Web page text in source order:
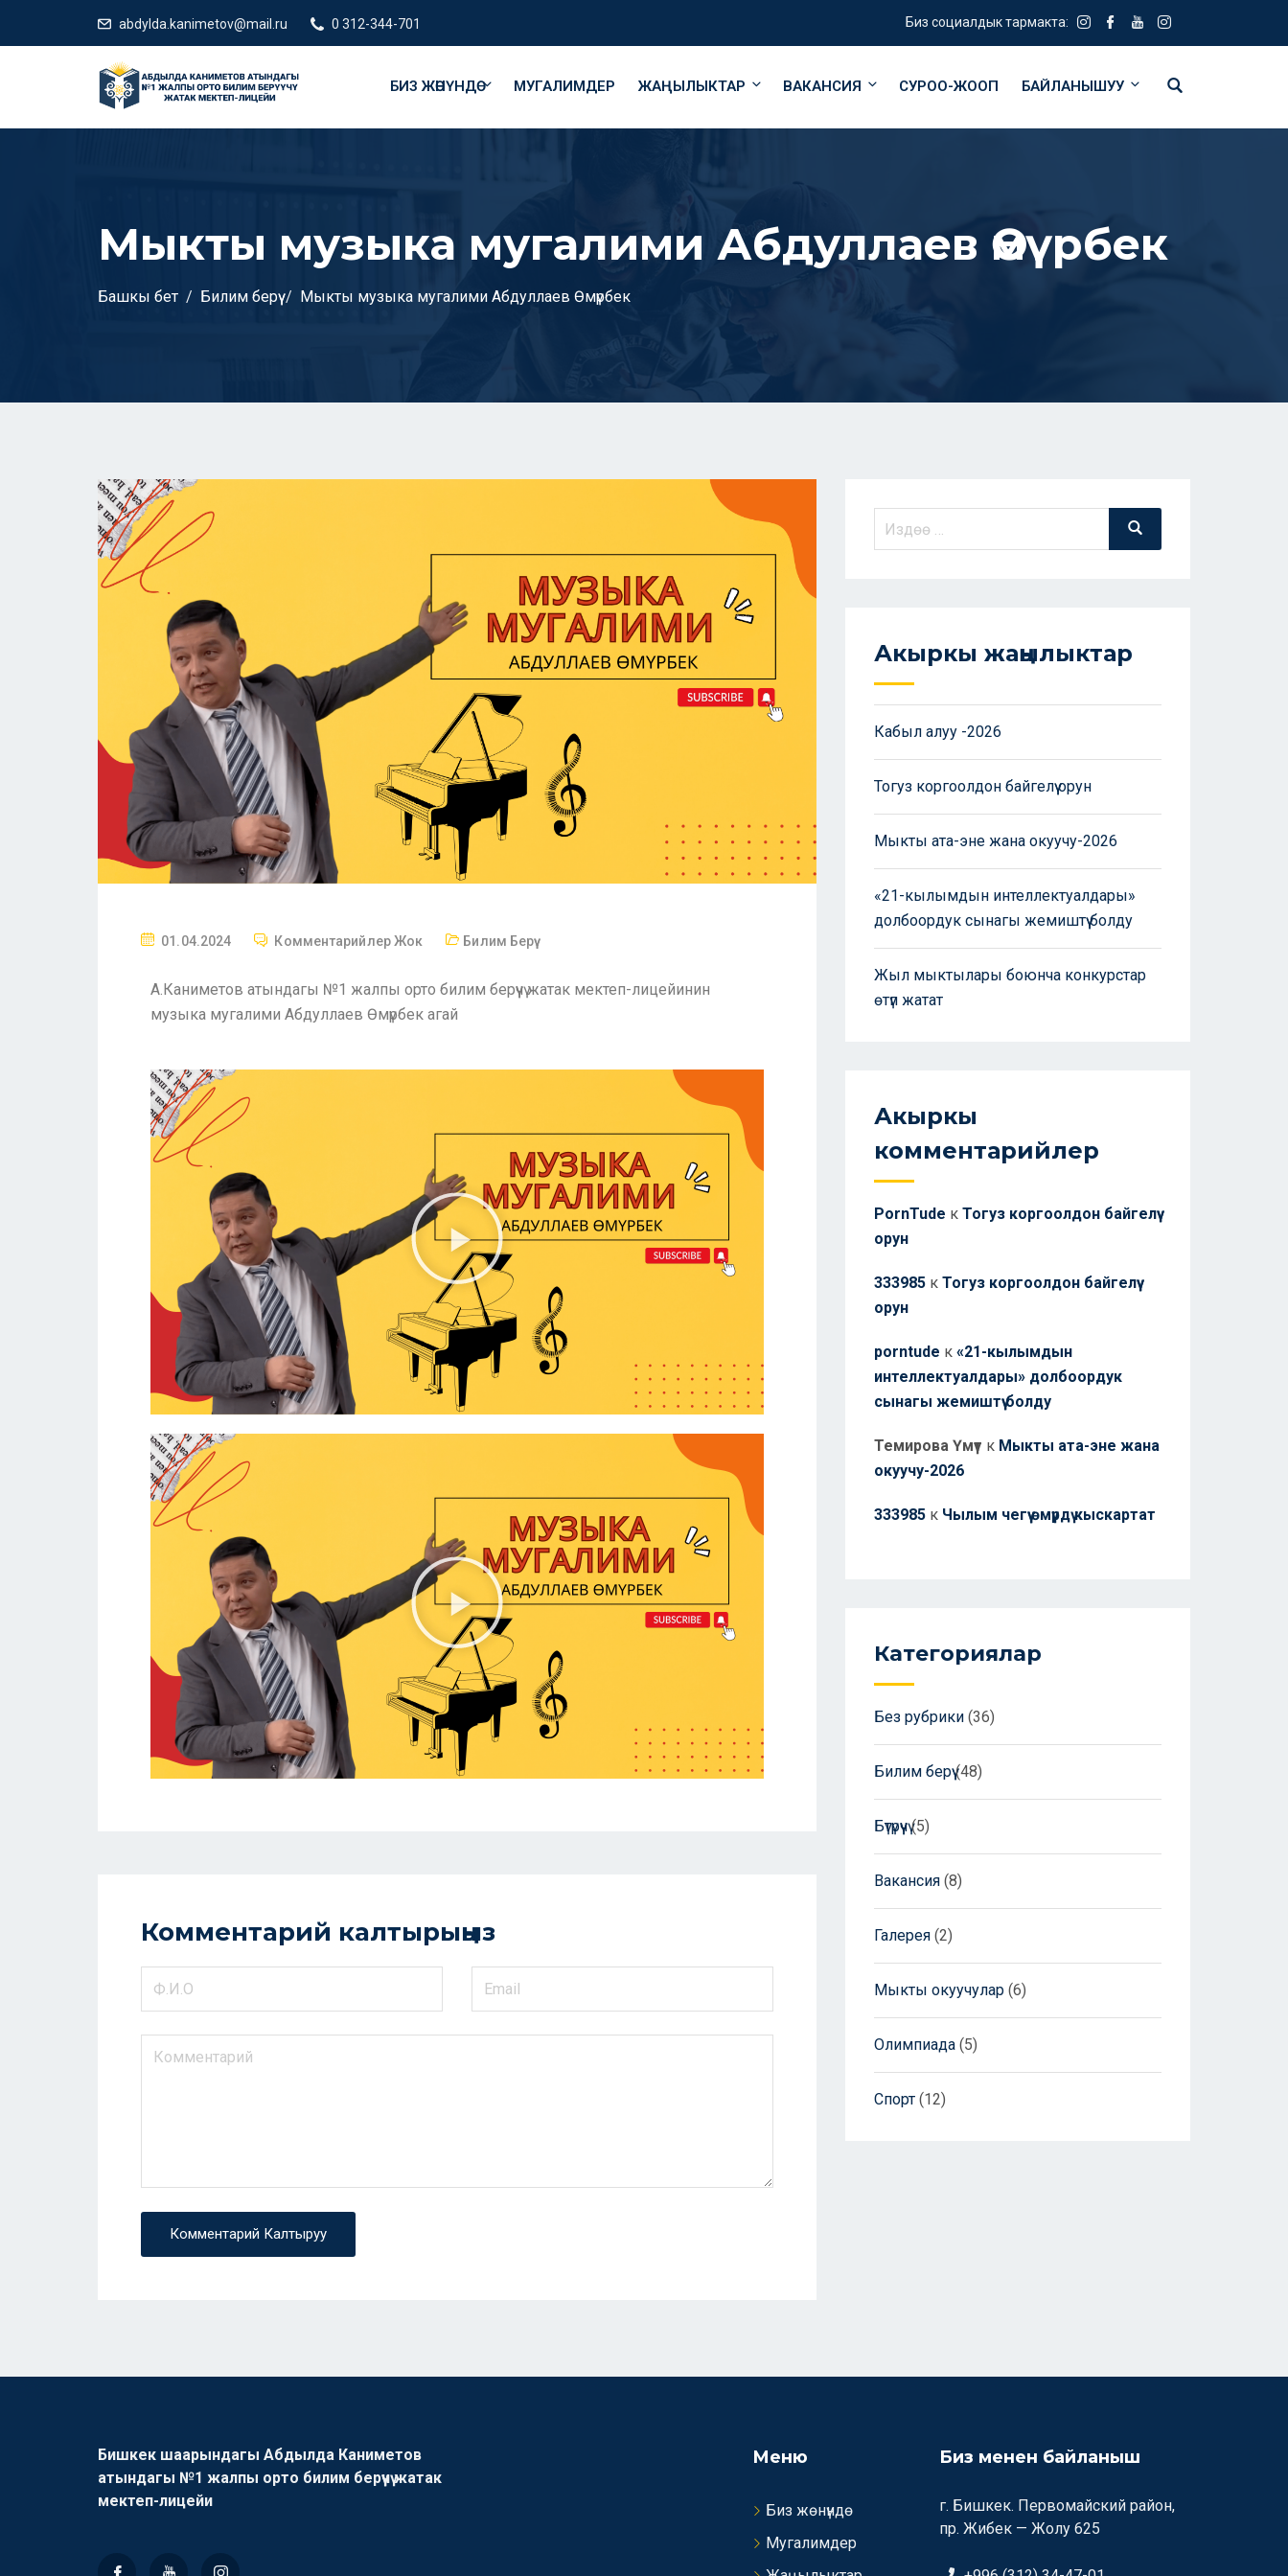
abdylda.kanimetov@mail.ru 0 312-344-701 Биз социалдык тармакта:
БИЗ ЖӨНҮНДӨ МУГАЛИМДЕР ЖАҢЫЛЫКТАР ВАКАНСИЯ СУРОО-ЖООП БАЙЛАНЫШУУ
Мыкты музыка мугалими Абдуллаев Өмүрбек
Башкы бет Билим берүү Мыкты музыка мугалими Абдуллаев Өмүрбек
01.04.2024 Комментарийлер Жок Билим Берүү
А.Каниметов атындагы №1 жалпы орто билим берүүчү жатак мектеп-лицейинин
музыка мугалими Абдуллаев Өмүрбек агай
Комментарий калтырыңыз
Комментарий Калтыруу
Акыркы жаңылыктар
Кабыл алуу -2026
Тогуз коргоолдон байгелүү орун
Мыкты ата-эне жана окуучу-2026
«21-кылымдын интеллектуалдары»
долбоордук сынагы жемиштүү болду
Жыл мыктылары боюнча конкурстар
өтүп жатат
Акыркы
комментарийлер
PornTude к Тогуз коргоолдон байгелүү
орун
333985 к Тогуз коргоолдон байгелүү
орун
porntude к «21-кылымдын
интеллектуалдары» долбоордук
сынагы жемиштүү болду
Темирова Үмүт к Мыкты ата-эне жана
окуучу-2026
333985 к Чылым чегүү өмүрдү кыскартат
Категориялар
Без рубрики (36)
Билим берүү(48)
Бүтүрүүчү(5)
Вакансия (8)
Галерея (2)
Мыкты окуучулар (6)
Олимпиада (5)
Спорт (12)
Бишкек шаарындагы Абдылда Каниметов
атындагы №1 жалпы орто билим берүүчү жатак
мектеп-лицейи
Меню
Биз жөнүндө
Мугалимдер
Биз менен байланыш
г. Бишкек. Первомайский район,
пр. Жибек — Жолу 625